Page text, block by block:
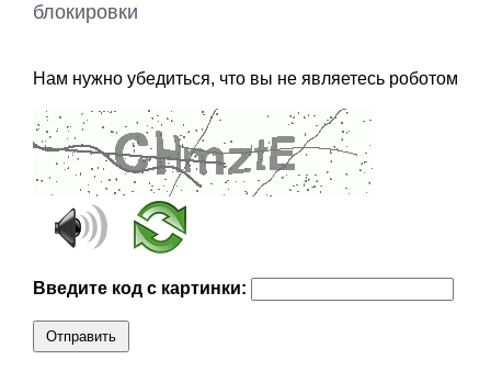
блокировки
Нам нужно убедиться, что вы не являетесь роботом
Введите код с картинки:
Отправить